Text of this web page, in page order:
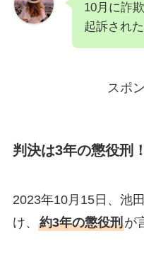
10月に詐
起訴され
スポ
判決は3年の懲役刑！
2023年10月15日、池
け、 約3年の懲役刑が